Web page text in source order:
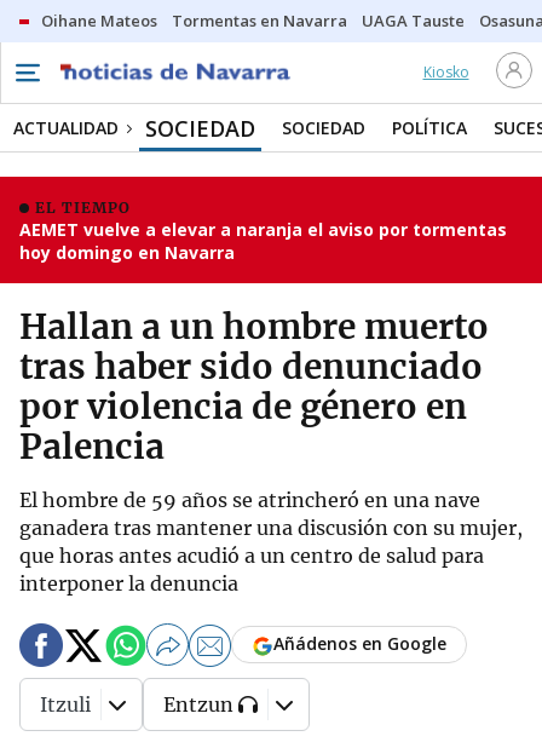
Oihane Mateos Tormentas en Navarra UAGA Tauste
Kiosko
ACTUALIDAD SOCIEDAD SOCIEDAD POLÍTICA
EL TIEMPO
AEMET vuelve a elevar a naranja el aviso por tormentas
hoy domingo en Navarra
Hallan a un hombre muerto
tras haber sido denunciado
por violencia de género en
Palencia
El hombre de 59 años se atrincheró en una nave
ganadera tras mantener una discusión con su mujer,
que horas antes acudió a un centro de salud para
interponer la denuncia
Añádenos en Google
Itzuli Entzun